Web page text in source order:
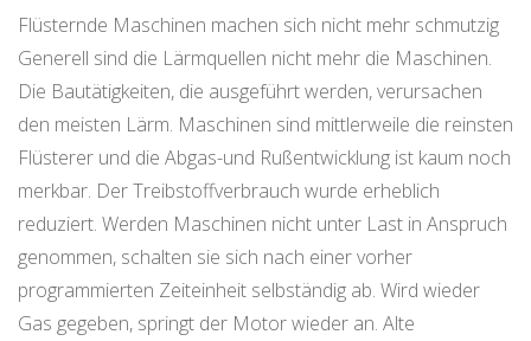
Flüsternde Maschinen machen sich nicht mehr schmutzig
Generell sind die Lärmquellen nicht mehr die Maschinen.
Die Bautätigkeiten, die ausgeführt werden, verursachen
den meisten Lärm. Maschinen sind mittlerweile die reinsten
Flüsterer und die Abgas-und Rußentwicklung ist kaum noch
merkbar. Der Treibstoffverbrauch wurde erheblich
reduziert. Werden Maschinen nicht unter Last in Anspruch
genommen, schalten sie sich nach einer vorher
programmierten Zeiteinheit selbständig ab. Wird wieder
Gas gegeben, springt der Motor wieder an. Alte